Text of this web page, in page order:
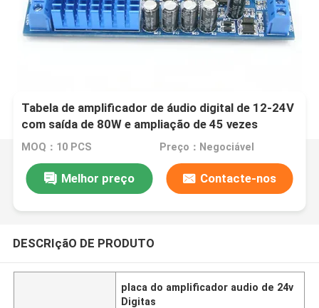
Tabela de amplificador de áudio digital de 12-24V
com saída de 80W e ampliação de 45 vezes
MOQ：10 PCS Preço：Negociável
Melhor preço Contacte-nos
DESCRIçãO DE PRODUTO
placa do amplificador audio de 24v
Digitas